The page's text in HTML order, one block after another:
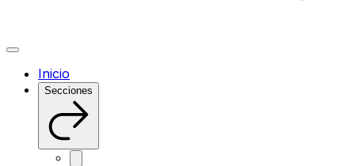
Inicio
Secciones